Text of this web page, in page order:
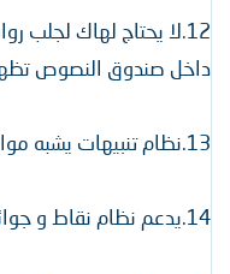
12.لا يحتاج لهاك لجلب
داخل صندوق النصوص
13.نظام تنبيهات يشبه مواقع التواصل الاجتماعي .
14.يدعم نظام نقاط و جوائز للأعضاء .